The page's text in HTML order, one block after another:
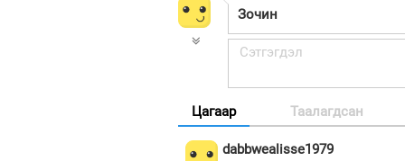
Цагаар Таалагдсан
dabbwealisse1979